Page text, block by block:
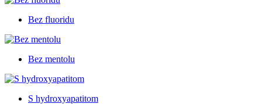
Bez fluoridu
Bez mentolu
S hydroxyapatitom